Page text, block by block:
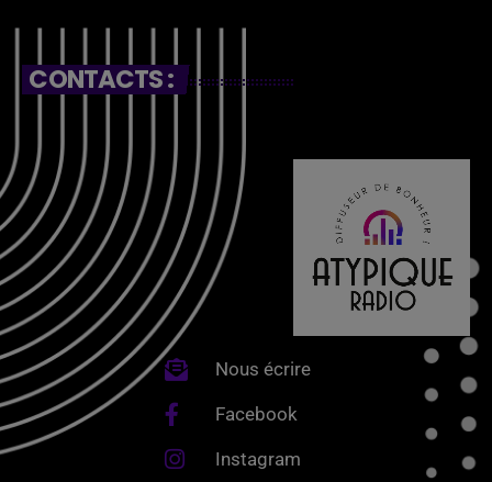
CONTACTS :
Nous écrire
Facebook
Instagram